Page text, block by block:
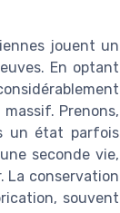
jouent un
En optant
Prenons,
un état parfois
seconde vie,
La conservation
souvent